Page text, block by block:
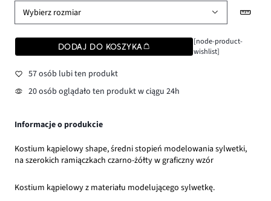
Wybierz rozmiar
DODAJ DO KOSZYKA
[node-product-
wishlist]
57 osób lubi ten produkt
20 osób oglądało ten produkt w ciągu 24h
Informacje o produkcie
Kostium kąpielowy shape, średni stopień modelowania sylwetki,
na szerokich ramiączkach czarno-żółty w graficzny wzór
Kostium kąpielowy z materiału modelującego sylwetkę.